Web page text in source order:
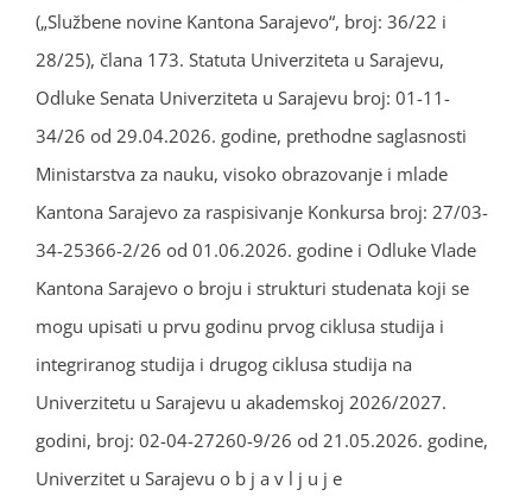
(„Službene novine Kantona Sarajevo“, broj: 36/22 i
28/25), člana 173. Statuta Univerziteta u Sarajevu,
Odluke Senata Univerziteta u Sarajevu broj: 01-11-
34/26 od 29.04.2026. godine, prethodne saglasnosti
Ministarstva za nauku, visoko obrazovanje i mlade
Kantona Sarajevo za raspisivanje Konkursa broj: 27/03-
34-25366-2/26 od 01.06.2026. godine i Odluke Vlade
Kantona Sarajevo o broju i strukturi studenata koji se
mogu upisati u prvu godinu prvog ciklusa studija i
integriranog studija i drugog ciklusa studija na
Univerzitetu u Sarajevu u akademskoj 2026/2027.
godini, broj: 02-04-27260-9/26 od 21.05.2026. godine,
Univerzitet u Sarajevu o b j a v l j u j e